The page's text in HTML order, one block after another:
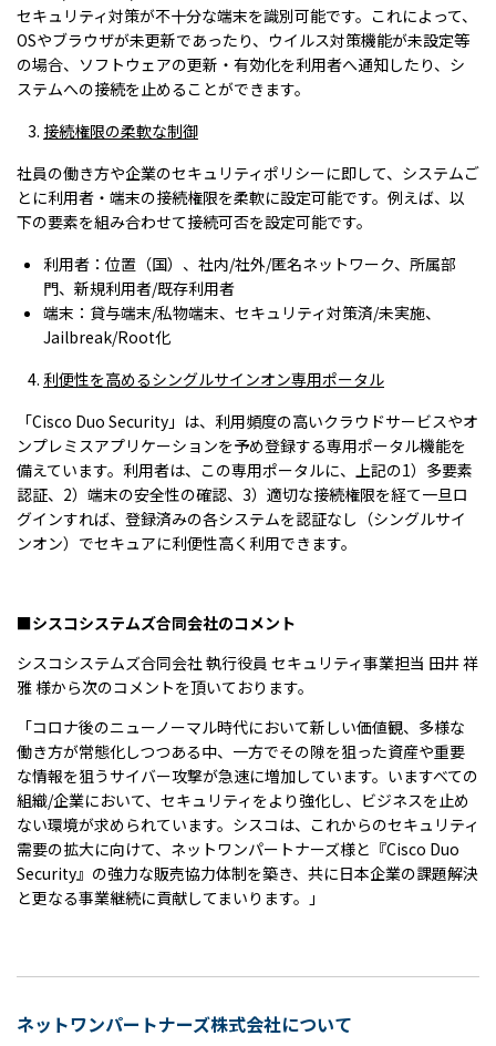
セキュリティ対策が不十分な端末を識別可能です。これによって、
OSやブラウザが未更新であったり、ウイルス対策機能が未設定等
の場合、ソフトウェアの更新・有効化を利用者へ通知したり、シ
ステムへの接続を止めることができます。
接続権限の柔軟な制御
社員の働き方や企業のセキュリティポリシーに即して、システムご
とに利用者・端末の接続権限を柔軟に設定可能です。例えば、以
下の要素を組み合わせて接続可否を設定可能です。
利用者：位置（国）、社内/社外/匿名ネットワーク、所属部
門、新規利用者/既存利用者
端末：貸与端末/私物端末、セキュリティ対策済/未実施、
Jailbreak/Root化
利便性を高めるシングルサインオン専用ポータル
「Cisco Duo Security」は、利用頻度の高いクラウドサービスやオ
ンプレミスアプリケーションを予め登録する専用ポータル機能を
備えています。利用者は、この専用ポータルに、上記の1）多要素
認証、2）端末の安全性の確認、3）適切な接続権限を経て一旦ロ
グインすれば、登録済みの各システムを認証なし（シングルサイ
ンオン）でセキュアに利便性高く利用できます。
■シスコシステムズ合同会社のコメント
シスコシステムズ合同会社 執行役員 セキュリティ事業担当 田井 祥
雅 様から次のコメントを頂いております。
「コロナ後のニューノーマル時代において新しい価値観、多様な
働き方が常態化しつつある中、一方でその隙を狙った資産や重要
な情報を狙うサイバー攻撃が急速に増加しています。いますべての
組織/企業において、セキュリティをより強化し、ビジネスを止め
ない環境が求められています。シスコは、これからのセキュリティ
需要の拡大に向けて、ネットワンパートナーズ様と『Cisco Duo
Security』の強力な販売協力体制を築き、共に日本企業の課題解決
と更なる事業継続に貢献してまいります。」
ネットワンパートナーズ株式会社について